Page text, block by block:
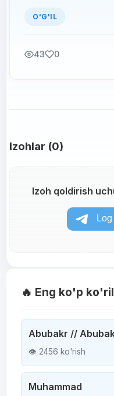
O'G'IL
43 0
Izohlar (0)
Izoh qoldirish
🔥 Eng ko'p
Abubakr //
👁 2456 ko'rish
Muhammad